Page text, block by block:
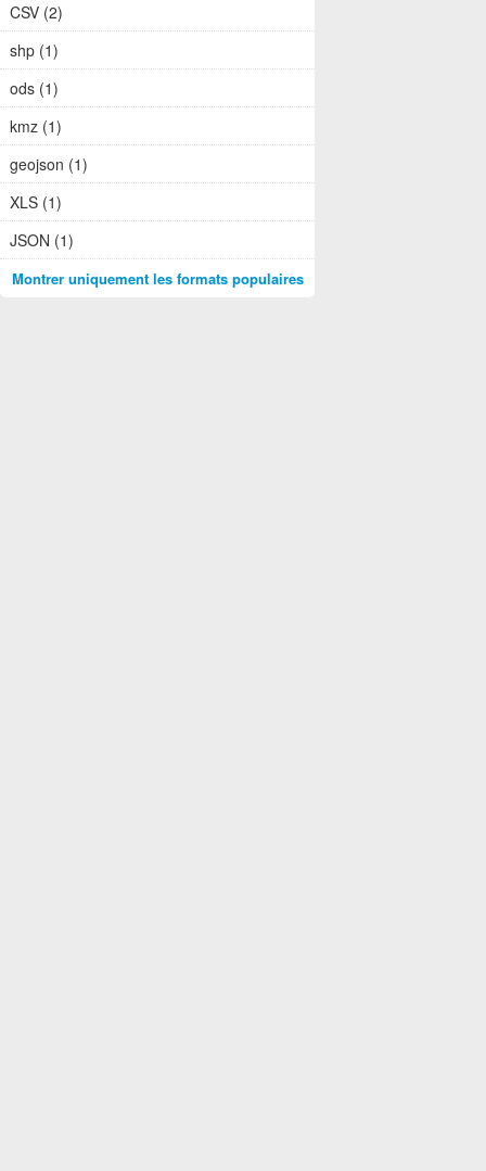
CSV (2)
shp (1)
ods (1)
kmz (1)
geojson (1)
XLS (1)
JSON (1)
Montrer uniquement les formats populaires